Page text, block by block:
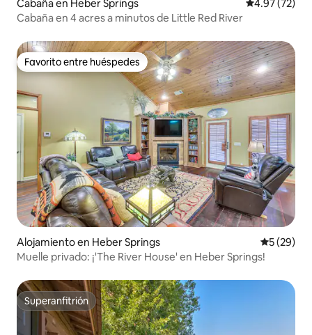
Cabaña en Heber Springs Calificación
4.97 (72)
Cabaña en 4 acres a minutos de Little Red River
Favorito entre huéspedes
Favorito entre huéspedes
Alojamiento en Heber Springs
5 (29)
Muelle privado: ¡'The River House' en Heber Springs!
Superanfitrión
Superanfitrión